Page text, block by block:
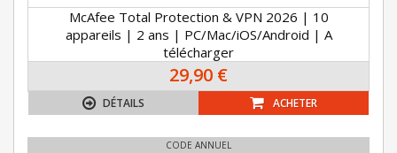
McAfee Total Protection & VPN 2026 | 10
appareils | 2 ans | PC/Mac/iOS/Android | A
télécharger
29,90 €
DÉTAILS ACHETER
CODE ANNUEL